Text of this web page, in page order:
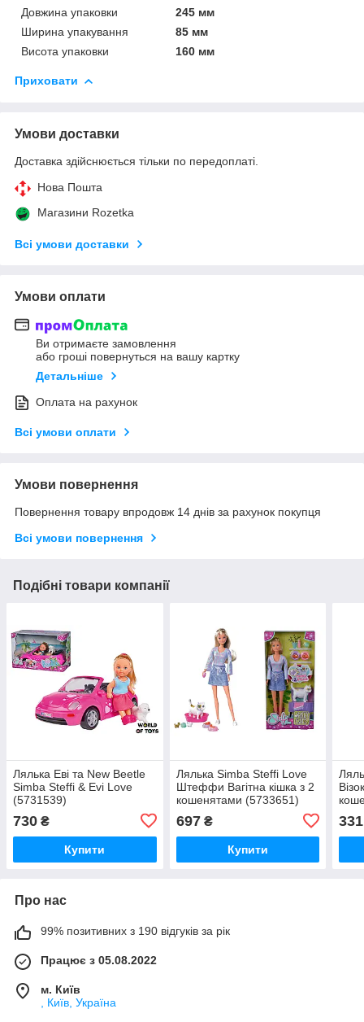
Довжина упаковки
245 мм
Ширина упакування
85 мм
Висота упаковки
160 мм
Приховати
Умови доставки
Доставка здійснюється тільки по передоплаті.
Нова Пошта
Магазини Rozetka
Всі умови доставки
Умови оплати
Ви отримаєте замовлення
або гроші повернуться на вашу картку
Детальніше
Оплата на рахунок
Всі умови оплати
Умови повернення
Повернення товару впродовж 14 днів за рахунок покупця
Всі умови повернення
Подібні товари компанії
Лялька Еві та New Beetle
Simba Steffi & Evi Love
(5731539)
730 ₴
Купити
Лялька Simba Steffi Love
Штеффи Вагітна кішка з 2
кошенятами (5733651)
697₴
Купити
331
Про нас
99% позитивних з 190 відгуків за рік
Працює з 05.08.2022
м. Київ
, Київ, Україна